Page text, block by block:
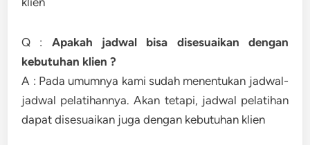
Q : Apakah jadwal bisa disesuaikan dengan
kebutuhan klien ?
A : Pada umumnya kami sudah menentukan jadwal-
jadwal pelatihannya. Akan tetapi, jadwal pelatihan
dapat disesuaikan juga dengan kebutuhan klien